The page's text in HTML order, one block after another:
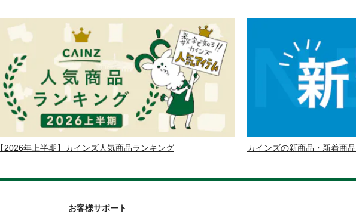
【2026年上半期】カインズ人気商品ランキング カインズの新商品・新着商品
お客様サポート